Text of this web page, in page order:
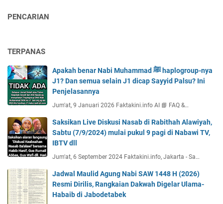
PENCARIAN
TERPANAS
Apakah benar Nabi Muhammad ﷺ haplogroup-nya
J1? Dan semua selain J1 dicap Sayyid Palsu? Ini
Penjelasannya
Jum'at, 9 Januari 2026 Faktakini.info AI 📘 FAQ &…
Saksikan Live Diskusi Nasab di Rabithah Alawiyah,
Sabtu (7/9/2024) mulai pukul 9 pagi di Nabawi TV,
IBTV dll
Jum'at, 6 September 2024 Faktakini.info, Jakarta - Sa…
Jadwal Maulid Agung Nabi SAW 1448 H (2026)
Resmi Dirilis, Rangkaian Dakwah Digelar Ulama-
Habaib di Jabodetabek